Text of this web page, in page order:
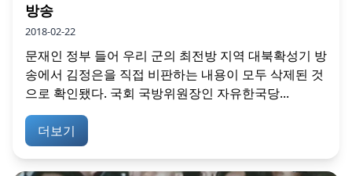
방송
2018-02-22
문재인 정부 들어 우리 군의 최전방 지역 대북확성기 방
송에서 김정은을 직접 비판하는 내용이 모두 삭제된 것
으로 확인됐다. 국회 국방위원장인 자유한국당...
더보기